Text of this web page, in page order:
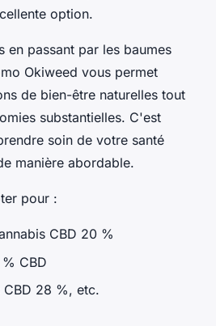
option.
en passant par les baumes
Okiweed vous permet
de bien-être naturelles tout
substantielles. C'est
soin de votre santé
manière abordable.
pour :
CBD 20 %
CBD
CBD 28 %, etc.